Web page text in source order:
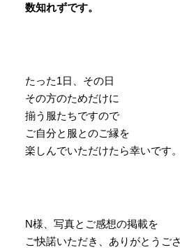
数知れずです。
たった1日、その日
その方のためだけに
揃う服たちですので
ご自分と服とのご縁を
楽しんでいただけたら幸いです。
N様、写真とご感想の掲載を
ご快諾いただき、ありがとうご